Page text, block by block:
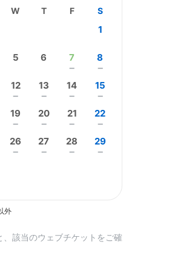
W T F S
1
5 6 7
remove
8
remove
12
remove
13
remove
14
remove
15
remove
19
remove
20
remove
21
remove
22
remove
26
remove
27
remove
28
remove
29
remove
外
、該当のウェブチケットをご確